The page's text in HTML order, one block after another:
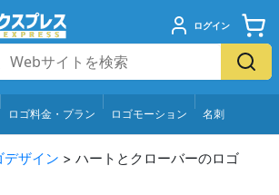
ログイン
ロゴ料金・プラン ロゴモーション 名刺
デザイン > ハートとクローバーのロゴ